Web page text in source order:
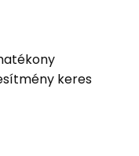
keres